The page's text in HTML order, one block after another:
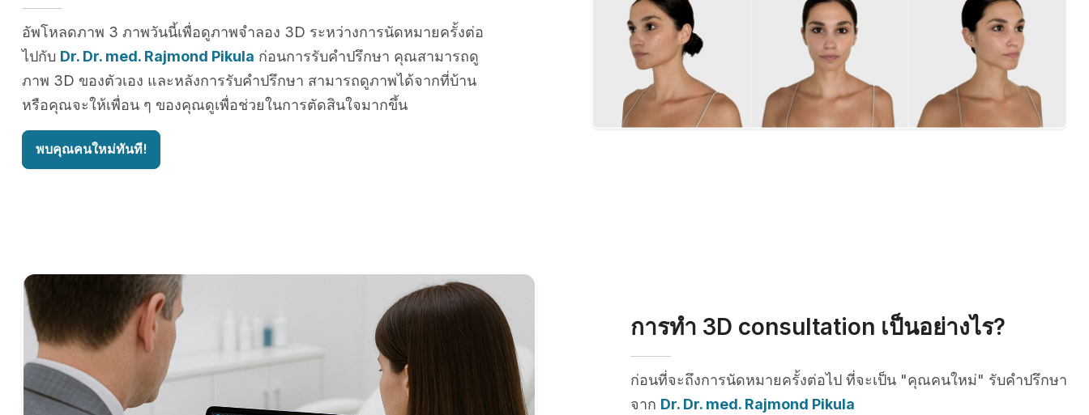
อัพโหลดภาพ 3 ภาพวันนี้เพื่อดูภาพจำลอง 3D ระหว่างการนัดหมายครั้งต่อ
ไปกับ Dr. Dr. med. Rajmond Pikula ก่อนการรับคำปรึกษา คุณสามารถดู
ภาพ 3D ของตัวเอง และหลังการรับคำปรึกษา สามารถดูภาพได้จากที่บ้าน
หรือคุณจะให้เพื่อน ๆ ของคุณดูเพื่อช่วยในการตัดสินใจมากขึ้น
พบคุณคนใหม่ทันที!
การทำ 3D consultation เป็นอย่างไร?
ก่อนที่จะถึงการนัดหมายครั้งต่อไป ที่จะเป็น "คุณคนใหม่" รับคำปรึกษา
จาก Dr. Dr. med. Rajmond Pikula